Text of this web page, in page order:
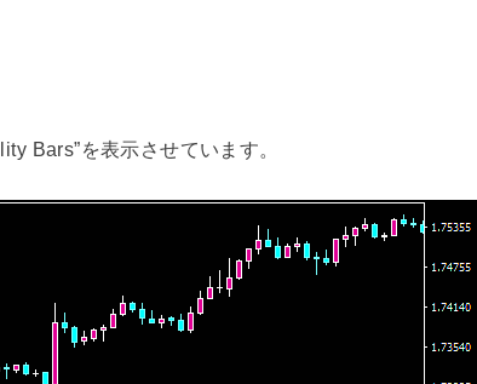
Bars”を表示させています。